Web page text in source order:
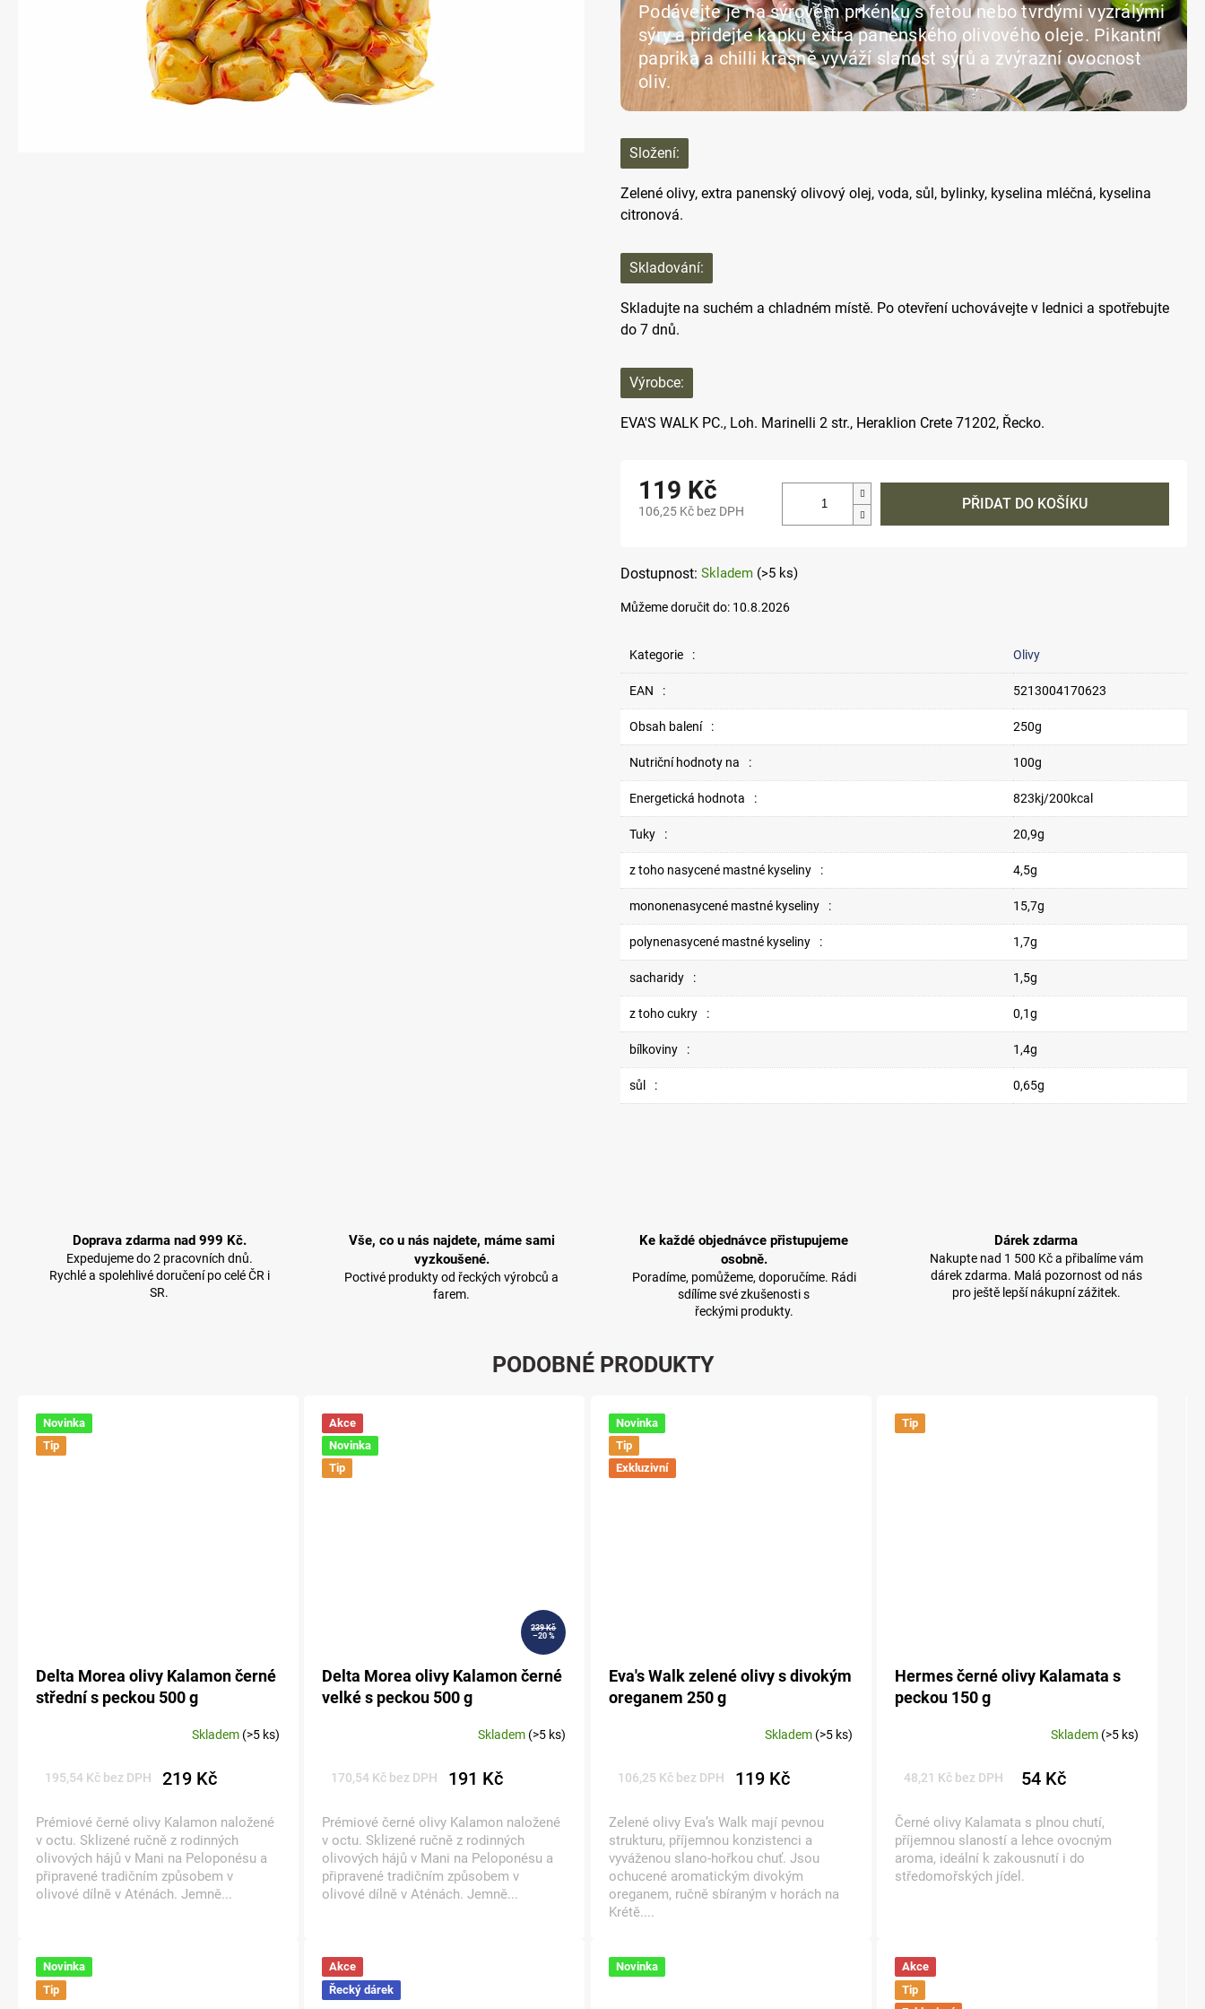
Skladem (>5 ks)
Můžeme doručit do: 10.8.2026
Podávejte je na sýrovém prkénku s fetou nebo tvrdými vyzrálými
sýry a přidejte kapku extra panenského olivového oleje. Pikantní
paprika a chilli krásně vyváží slanost sýrů a zvýrazní ovocnost
oliv.
Složení:
Zelené olivy, extra panenský olivový olej, voda, sůl, bylinky, kyselina mléčná, kyselina
citronová.
Skladování:
Skladujte na suchém a chladném místě. Po otevření uchovávejte v lednici a spotřebujte
do 7 dnů.
Výrobce:
EVA'S WALK PC., Loh. Marinelli 2 str., Heraklion Crete 71202, Řecko.
119 Kč
106,25 Kč bez DPH
PŘIDAT DO KOŠÍKU
Kategorie : Olivy
EAN : 5213004170623
Obsah balení : 250g
Nutriční hodnoty na : 100g
Energetická hodnota : 823kj/200kcal
Tuky : 20,9g
z toho nasycené mastné kyseliny : 4,5g
mononenasycené mastné kyseliny : 15,7g
polynenasycené mastné kyseliny : 1,7g
sacharidy : 1,5g
z toho cukry : 0,1g
bílkoviny : 1,4g
sůl : 0,65g
Doprava zdarma nad 999 Kč.
Expedujeme do 2 pracovních dnů.
Rychlé a spolehlivé doručení po celé ČR i
SR.
Vše, co u nás najdete, máme sami
vyzkoušené.
Poctivé produkty od řeckých výrobců a
farem.
Ke každé objednávce přistupujeme
osobně.
Poradíme, pomůžeme, doporučíme. Rádi
sdílíme své zkušenosti s
řeckými produkty.
Dárek zdarma
Nakupte nad 1 500 Kč a přibalíme vám
dárek zdarma. Malá pozornost od nás
pro ještě lepší nákupní zážitek.
PODOBNÉ PRODUKTY
Novinka
Tip
Delta Morea olivy Kalamon černé
střední s peckou 500 g
Skladem (>5 ks)
195,54 Kč bez DPH 219 Kč
Prémiové černé olivy Kalamon naložené
v octu. Sklizené ručně z rodinných
olivových hájů v Mani na Peloponésu a
připravené tradičním způsobem v
olivové dílně v Aténách. Jemně...
Akce
Novinka
Tip
239 Kč
–20 %
Delta Morea olivy Kalamon černé
velké s peckou 500 g
Skladem (>5 ks)
170,54 Kč bez DPH 191 Kč
Prémiové černé olivy Kalamon naložené
v octu. Sklizené ručně z rodinných
olivových hájů v Mani na Peloponésu a
připravené tradičním způsobem v
olivové dílně v Aténách. Jemně...
Novinka
Tip
Exkluzivní
Eva's Walk zelené olivy s divokým
oreganem 250 g
Skladem (>5 ks)
106,25 Kč bez DPH 119 Kč
Zelené olivy Eva’s Walk mají pevnou
strukturu, příjemnou konzistenci a
vyváženou slano-hořkou chuť. Jsou
ochucené aromatickým divokým
oreganem, ručně sbíraným v horách na
Krétě....
Tip
Hermes černé olivy Kalamata s
peckou 150 g
Skladem (>5 ks)
48,21 Kč bez DPH 54 Kč
Černé olivy Kalamata s plnou chutí,
příjemnou slaností a lehce ovocným
aroma, ideální k zakousnutí i do
středomořských jídel.
Novinka
Tip
Akce
Řecký dárek
Novinka
Akce
Tip